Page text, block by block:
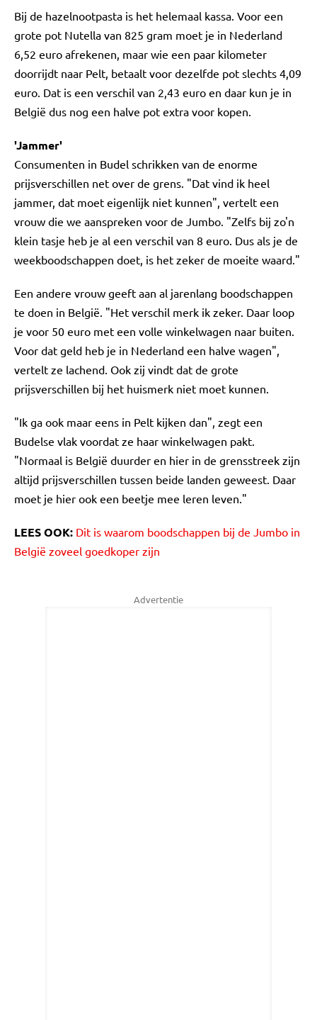
Bij de hazelnootpasta is het helemaal kassa. Voor een
grote pot Nutella van 825 gram moet je in Nederland
6,52 euro afrekenen, maar wie een paar kilometer
doorrijdt naar Pelt, betaalt voor dezelfde pot slechts 4,09
euro. Dat is een verschil van 2,43 euro en daar kun je in
België dus nog een halve pot extra voor kopen.
'Jammer'
Consumenten in Budel schrikken van de enorme
prijsverschillen net over de grens. "Dat vind ik heel
jammer, dat moet eigenlijk niet kunnen", vertelt een
vrouw die we aanspreken voor de Jumbo. "Zelfs bij zo'n
klein tasje heb je al een verschil van 8 euro. Dus als je de
weekboodschappen doet, is het zeker de moeite waard."
Een andere vrouw geeft aan al jarenlang boodschappen
te doen in België. "Het verschil merk ik zeker. Daar loop
je voor 50 euro met een volle winkelwagen naar buiten.
Voor dat geld heb je in Nederland een halve wagen",
vertelt ze lachend. Ook zij vindt dat de grote
prijsverschillen bij het huismerk niet moet kunnen.
"Ik ga ook maar eens in Pelt kijken dan", zegt een
Budelse vlak voordat ze haar winkelwagen pakt.
"Normaal is België duurder en hier in de grensstreek zijn
altijd prijsverschillen tussen beide landen geweest. Daar
moet je hier ook een beetje mee leren leven."
LEES OOK: Dit is waarom boodschappen bij de Jumbo in
België zoveel goedkoper zijn
Advertentie